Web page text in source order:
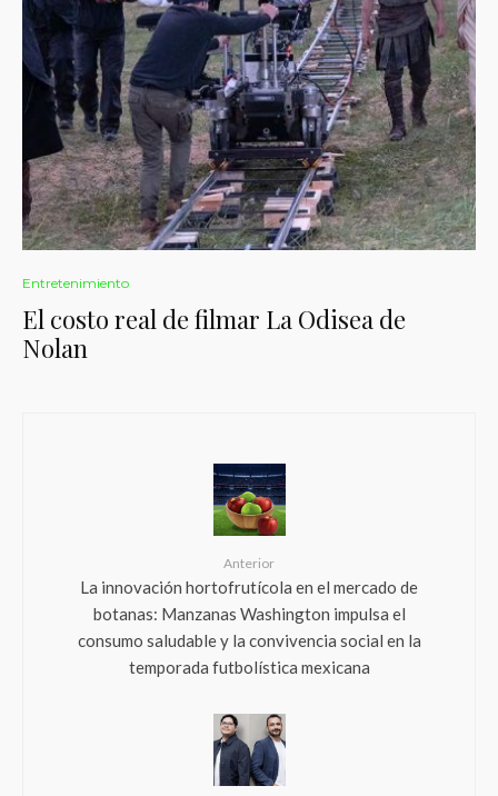
Entretenimiento
El costo real de filmar La Odisea de
Nolan
Anterior
La innovación hortofrutícola en el mercado de
botanas: Manzanas Washington impulsa el
consumo saludable y la convivencia social en la
temporada futbolística mexicana